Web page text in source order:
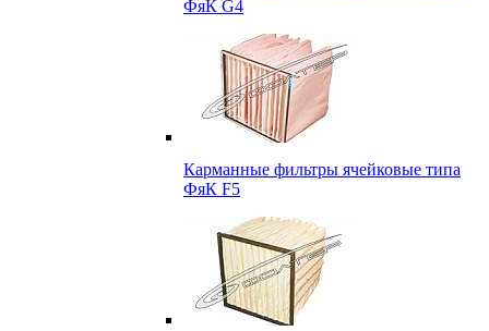
ФяК G4
Карманные фильтры ячейковые типа
ФяК F5